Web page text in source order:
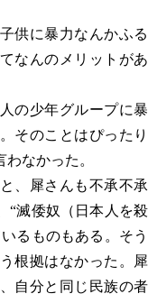
供に暴力なんかふる
なんのメリットがあ
の少年グループに暴
そのことはぴったり
なかった。
、犀さんも不承不承
“滅倭奴（日本人を殺
るものもある。そう
根拠はなかった。犀
自分と同じ民族の者